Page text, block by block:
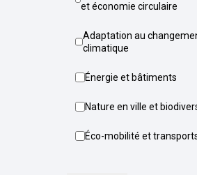
et économie circulaire
Adaptation au changement
climatique
Énergie et bâtiments
Nature en ville et
Éco-mobilité et